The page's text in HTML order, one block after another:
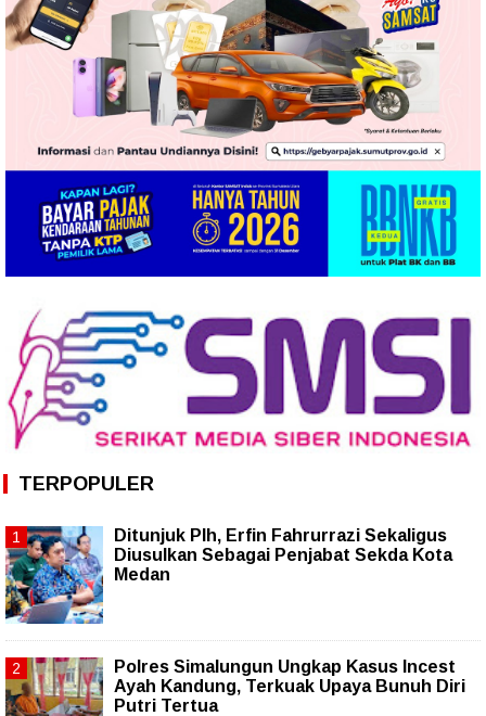
TERPOPULER
Ditunjuk Plh, Erfin Fahrurrazi Sekaligus
Diusulkan Sebagai Penjabat Sekda Kota
Medan
Polres Simalungun Ungkap Kasus Incest
Ayah Kandung, Terkuak Upaya Bunuh Diri
Putri Tertua